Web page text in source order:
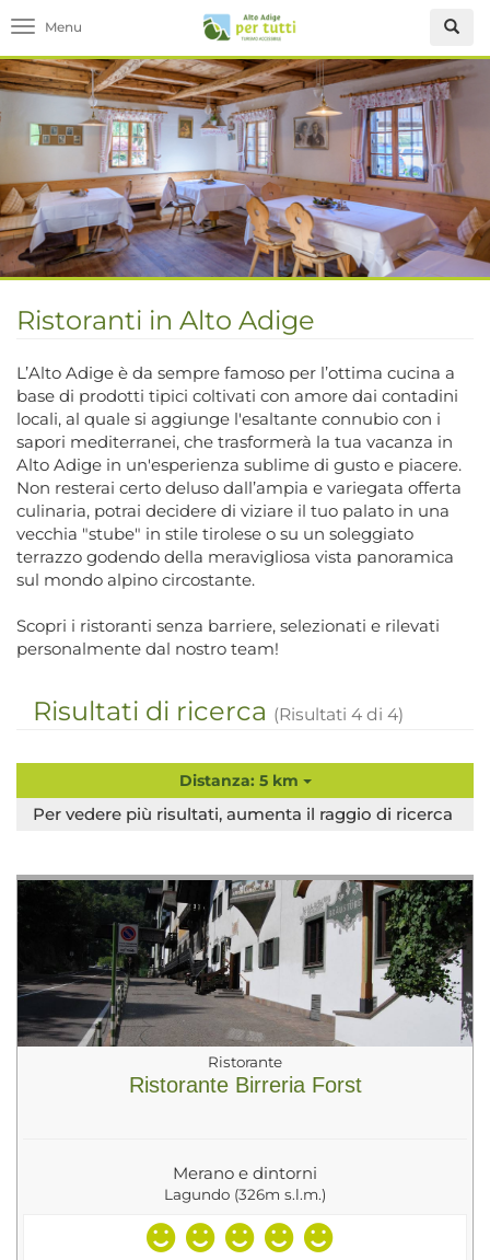
Toggle navigation
Ristoranti in Alto Adige
L’Alto Adige è da sempre famoso per l’ottima cucina a
base di prodotti tipici coltivati con amore dai contadini
locali, al quale si aggiunge l'esaltante connubio con i
sapori mediterranei, che trasformerà la tua vacanza in
Alto Adige in un'esperienza sublime di gusto e piacere.
Non resterai certo deluso dall’ampia e variegata offerta
culinaria, potrai decidere di viziare il tuo palato in una
vecchia "stube" in stile tirolese o su un soleggiato
terrazzo godendo della meravigliosa vista panoramica
sul mondo alpino circostante.
Scopri i ristoranti senza barriere, selezionati e rilevati
personalmente dal nostro team!
Risultati di ricerca (Risultati 4 di 4)
Distanza: 5 km
Per vedere più risultati, aumenta il raggio di ricerca
Ristorante
Ristorante Birreria Forst
Merano e dintorni
Lagundo (326m s.l.m.)